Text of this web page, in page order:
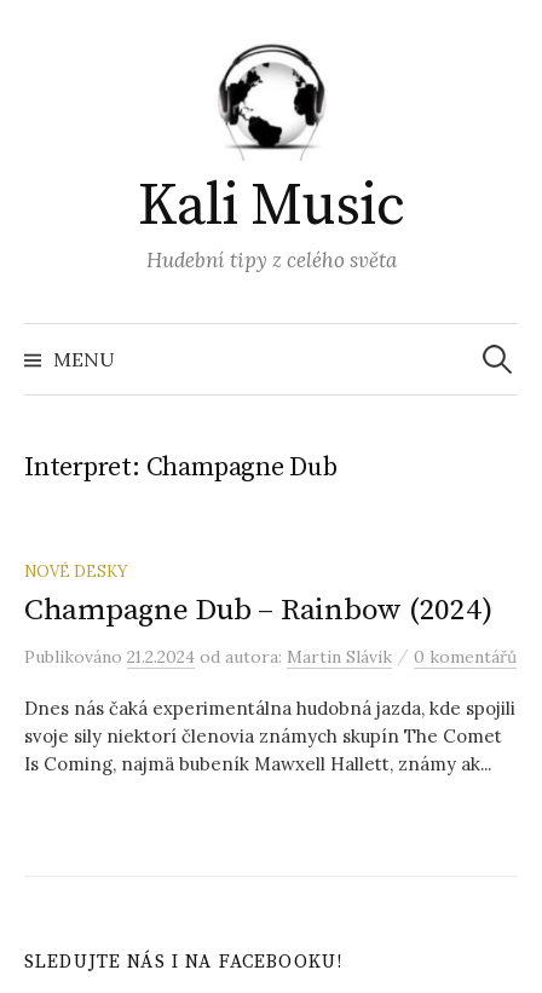
Kali Music
Hudební tipy z celého světa
MENU
Interpret: Champagne Dub
NOVÉ DESKY
Champagne Dub – Rainbow (2024)
Publikováno 21.2.2024 od autora: Martin Slávik / 0 komentářů
Dnes nás čaká experimentálna hudobná jazda, kde spojili
svoje sily niektorí členovia známych skupín The Comet
Is Coming, najmä bubeník Mawxell Hallett, známy ak...
SLEDUJTE NÁS I NA FACEBOOKU!